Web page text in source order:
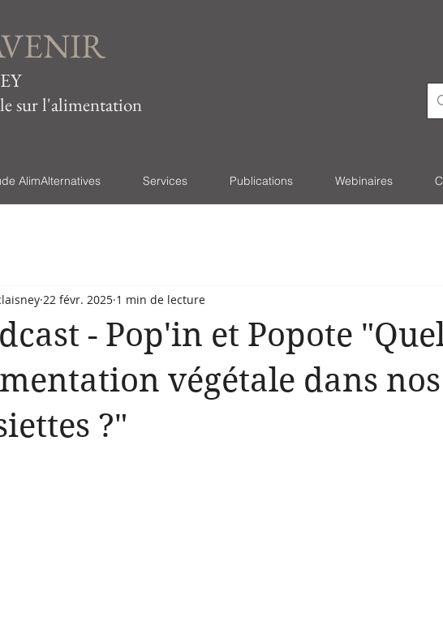
sur l'alimentation
AlimAlternatives Services Publications Webinaires
- Pop'in et Popote
végétale dans nos
?"
22 févr. 2025 1 min de lecture